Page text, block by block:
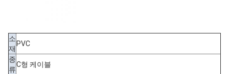
소
재
PVC
종
류
C형 케이블